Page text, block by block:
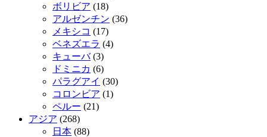
ボリビア (18)
アルゼンチン (36)
メキシコ (17)
ベネズエラ (4)
キューバ(3)
ドミニカ (6)
パラグアイ (30)
コロンビア (1)
ペルー (21)
アジア (268)
日本 (88)